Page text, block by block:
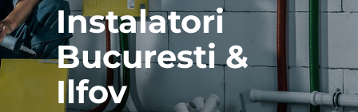
Instalatori
Bucuresti &
Ilfov